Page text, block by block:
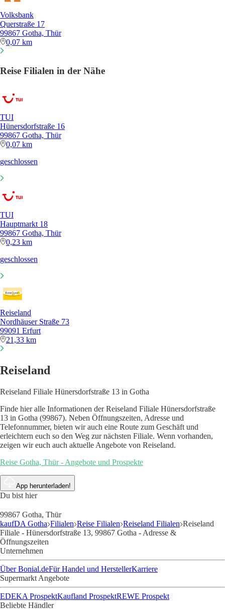
Volksbank
Querstraße 17
99867 Gotha, Thür
0,07 km
Reise Filialen in der Nähe
TUI
Hünersdorfstraße 16
99867 Gotha, Thür
0,07 km
geschlossen
TUI
Hauptmarkt 18
99867 Gotha, Thür
0,23 km
geschlossen
Reiseland
Nordhäuser Straße 73
99091 Erfurt
21,33 km
Reiseland
Reiseland Filiale Hünersdorfstraße 13 in Gotha
Finde hier alle Informationen der Reiseland Filiale Hünersdorfstraße
13 in Gotha (99867). Neben Öffnungszeiten, Adresse und
Telefonnummer, bieten wir auch eine Route zum Geschäft und
erleichtern euch so den Weg zur nächsten Filiale. Wenn vorhanden,
zeigen wir euch auch aktuelle Angebote von Reiseland.
Reise Gotha, Thür - Angebote und Prospekte
App herunterladen!
Du bist hier
99867 Gotha, Thür
kaufDA Gotha Filialen Reise Filialen Reiseland Filialen Reiseland
Filiale - Hünersdorfstraße 13, 99867 Gotha - Adresse &
Öffnungszeiten
Unternehmen
Über Bonial.deFür Handel und HerstellerKarriere
Supermarkt Angebote
EDEKA ProspektKaufland ProspektREWE Prospekt
Beliebte Händler